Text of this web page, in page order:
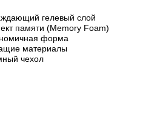
гелевый слой
памяти (Memory Foam)
форма
материалы
чехол